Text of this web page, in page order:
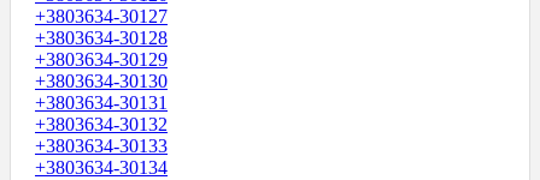
+3803634-30127
+3803634-30128
+3803634-30129
+3803634-30130
+3803634-30131
+3803634-30132
+3803634-30133
+3803634-30134